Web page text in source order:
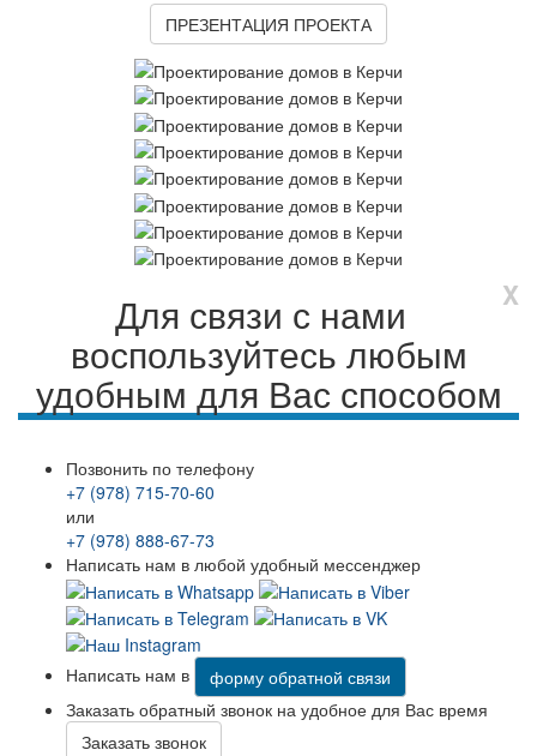
ПРЕЗЕНТАЦИЯ ПРОЕКТА
X
Для связи с нами
воспользуйтесь любым
удобным для Вас способом
Позвонить по телефону
+7 (978) 715-70-60
или
+7 (978) 888-67-73
Написать нам в любой удобный мессенджер
Написать нам в
форму обратной связи
Заказать обратный звонок на удобное для Вас время
Заказать звонок